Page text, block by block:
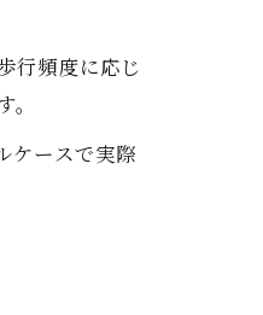
行頻度に応じ
ケースで実際